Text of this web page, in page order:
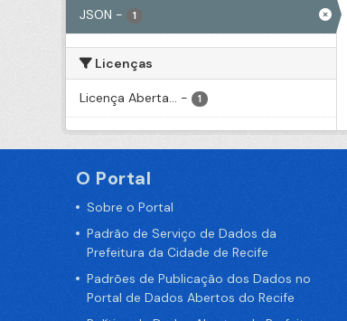
JSON - 1
Licenças
Licença Aberta... - 1
O Portal
Sobre o Portal
Padrão de Serviço de Dados da
Prefeitura da Cidade de Recife
Padrões de Publicação dos Dados no
Portal de Dados Abertos do Recife